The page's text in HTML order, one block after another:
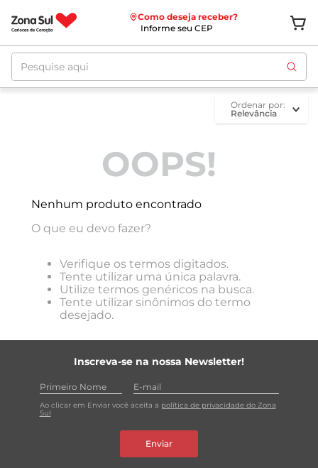
Como deseja receber?
Informe seu CEP
Pesquise aqui
ordenar por
Relevância
OOPS!
Nenhum produto encontrado
O que eu devo fazer?
Verifique os termos digitados.
Tente utilizar uma única palavra.
Utilize termos genéricos na busca.
Tente utilizar sinônimos do termo
desejado.
Inscreva-se na nossa Newsletter!
Ao clicar em Enviar você aceita a política de privacidade do Zona
Sul
Enviar